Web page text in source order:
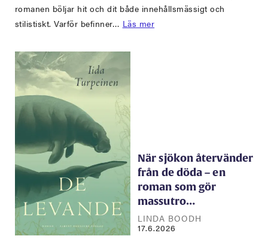
romanen böljar hit och dit både innehållsmässigt och
stilistiskt. Varför befinner… Läs mer
När sjökon återvänder
från de döda – en
roman som gör
massutro…
LINDA BOODH
17.6.2026